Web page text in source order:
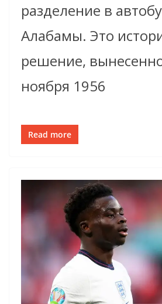
разделение в
Алабамы. Это
решение,
ноября 1956
Read more